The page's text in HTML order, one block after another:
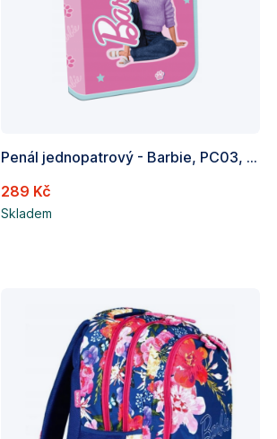
Penál jednopatrový - Barbie, PC03, rozměry: 20,5 x 14 x 3,5 cm
289 Kč
Skladem